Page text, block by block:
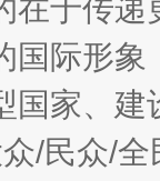
在于传
国际形
国家、
/民众/